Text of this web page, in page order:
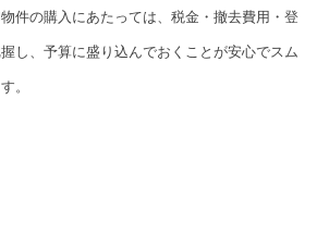
件の購入にあたっては、税金・撤去費用・登
し、予算に盛り込んでおくことが安心でスム
。